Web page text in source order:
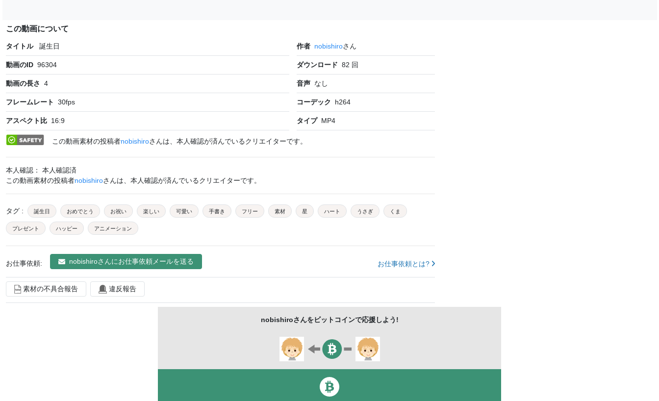
この動画について
タイトル 誕生日
動画のID 96304
動画の長さ 4
フレームレート 30fps
アスペクト比 16:9
作者 nobishiroさん
ダウンロード 82 回
音声 なし
コーデック h264
タイプ MP4
この動画素材の投稿者nobishiroさんは、本人確認が済んでいるクリエイターです。
本人確認： 本人確認済
この動画素材の投稿者nobishiroさんは、本人確認が済んでいるクリエイターです。
タグ : 誕生日 おめでとう お祝い 楽しい 可愛い 手書き フリー 素材 星 ハート うさぎ くま
プレゼント ハッピー アニメーション
お仕事依頼: nobishiroさんにお仕事依頼メールを送る お仕事依頼とは?
素材の不具合報告 違反報告
nobishiroさんをビットコインで応援しよう!